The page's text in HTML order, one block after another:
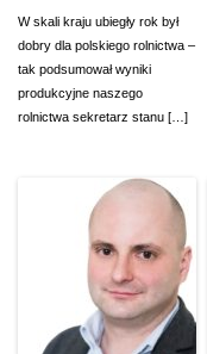
W skali kraju ubiegły rok był
dobry dla polskiego rolnictwa –
tak podsumował wyniki
produkcyjne naszego
rolnictwa sekretarz stanu […]